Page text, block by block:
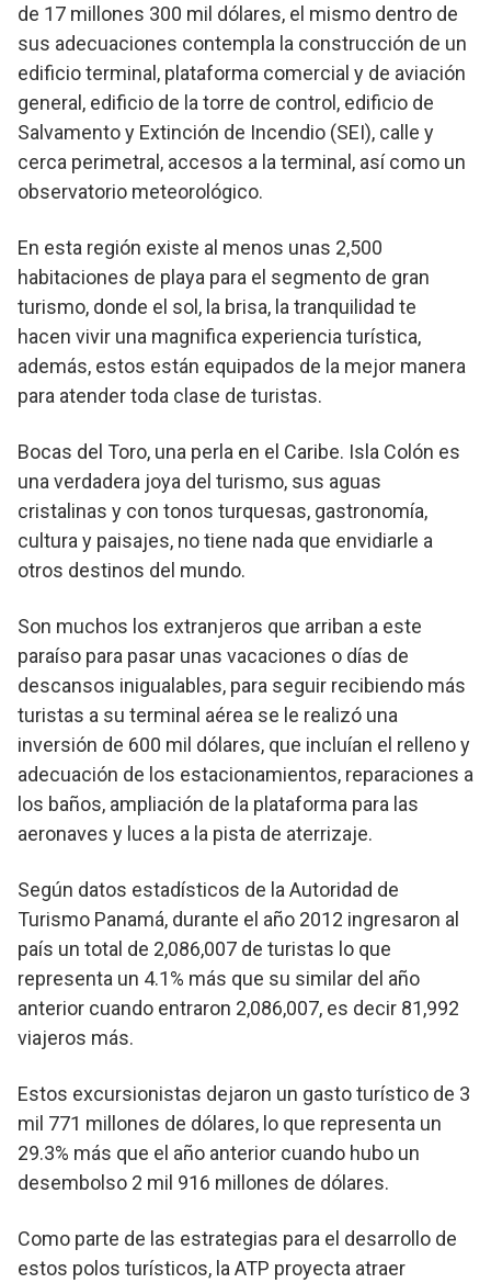
de 17 millones 300 mil dólares, el mismo dentro de
sus adecuaciones contempla la construcción de un
edificio terminal, plataforma comercial y de aviación
general, edificio de la torre de control, edificio de
Salvamento y Extinción de Incendio (SEI), calle y
cerca perimetral, accesos a la terminal, así como un
observatorio meteorológico.
En esta región existe al menos unas 2,500
habitaciones de playa para el segmento de gran
turismo, donde el sol, la brisa, la tranquilidad te
hacen vivir una magnifica experiencia turística,
además, estos están equipados de la mejor manera
para atender toda clase de turistas.
Bocas del Toro, una perla en el Caribe. Isla Colón es
una verdadera joya del turismo, sus aguas
cristalinas y con tonos turquesas, gastronomía,
cultura y paisajes, no tiene nada que envidiarle a
otros destinos del mundo.
Son muchos los extranjeros que arriban a este
paraíso para pasar unas vacaciones o días de
descansos inigualables, para seguir recibiendo más
turistas a su terminal aérea se le realizó una
inversión de 600 mil dólares, que incluían el relleno y
adecuación de los estacionamientos, reparaciones a
los baños, ampliación de la plataforma para las
aeronaves y luces a la pista de aterrizaje.
Según datos estadísticos de la Autoridad de
Turismo Panamá, durante el año 2012 ingresaron al
país un total de 2,086,007 de turistas lo que
representa un 4.1% más que su similar del año
anterior cuando entraron 2,086,007, es decir 81,992
viajeros más.
Estos excursionistas dejaron un gasto turístico de 3
mil 771 millones de dólares, lo que representa un
29.3% más que el año anterior cuando hubo un
desembolso 2 mil 916 millones de dólares.
Como parte de las estrategias para el desarrollo de
estos polos turísticos, la ATP proyecta atraer